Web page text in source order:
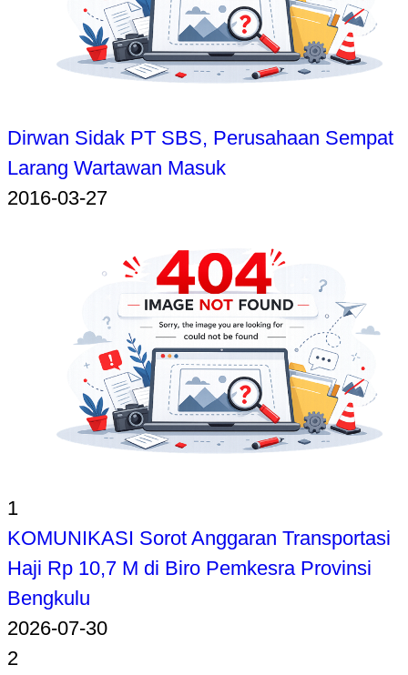
Dirwan Sidak PT SBS, Perusahaan Sempat
Larang Wartawan Masuk
2016-03-27
1
KOMUNIKASI Sorot Anggaran Transportasi
Haji Rp 10,7 M di Biro Pemkesra Provinsi
Bengkulu
2026-07-30
2